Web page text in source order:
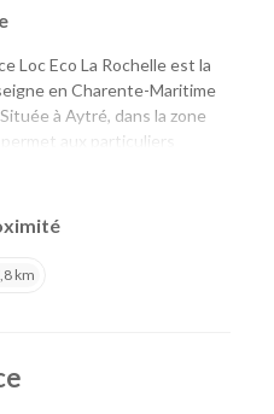
Loc Eco La Rochelle est la
en Charente-Maritime
à Aytré, dans la zone
aux particuliers
facilement une voiture
choix de véhicules.
pour quelques jours, notre
une solution adaptée. Son
km